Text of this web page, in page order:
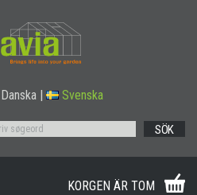
Danska Svenska
SÖK
KORGEN ÄR TOM